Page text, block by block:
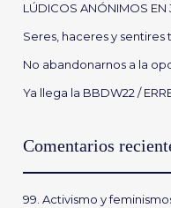
LÚDICOS ANÓNIMOS EN
Seres, haceres y sentires
No abandonarnos a la
Ya llega la BBDW22 /
Comentarios
99. Activismo y